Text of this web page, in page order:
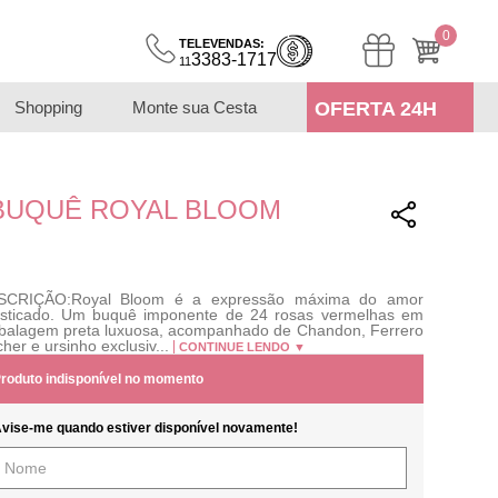
0
TELEVENDAS:
113383-1717
Shopping Monte sua Cesta OFERTA 24H
ROYAL BLOOM
Bloom é a expressão máxima do amor
Um buquê imponente de 24 rosas vermelhas em
preta luxuosa, acompanhado de Chandon, Ferrero
e ursinho exclusiv...
CONTINUE LENDO ▼
indisponível no momento
me quando estiver disponível novamente!